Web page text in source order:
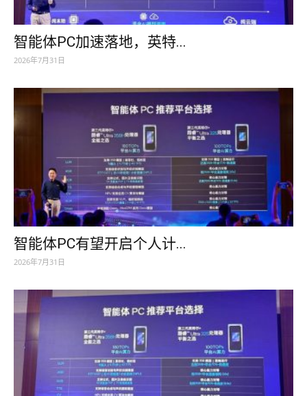
智能体PC加速落地，英特...
2026年7月31日
智能体PC有望开启个人计...
2026年7月31日